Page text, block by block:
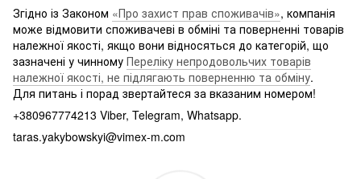
Згідно із Законом «Про захист прав споживачів», компанія
може відмовити споживачеві в обміні та поверненні товарів
належної якості, якщо вони відносяться до категорій, що
зазначені у чинному Переліку непродовольчих товарів
належної якості, не підлягають поверненню та обміну.
Для питань і порад звертайтеся за вказаним номером!
+380967774213 Viber, Telegram, Whatsapp.
taras.yakybowskyi@vimex-m.com